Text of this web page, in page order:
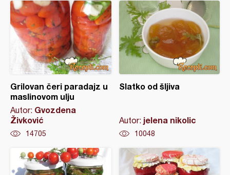
Grilovan čeri paradajz u
maslinovom ulju
Autor: Gvozdena
Živković
14705
Slatko od šljiva
Autor: jelena nikolic
10048